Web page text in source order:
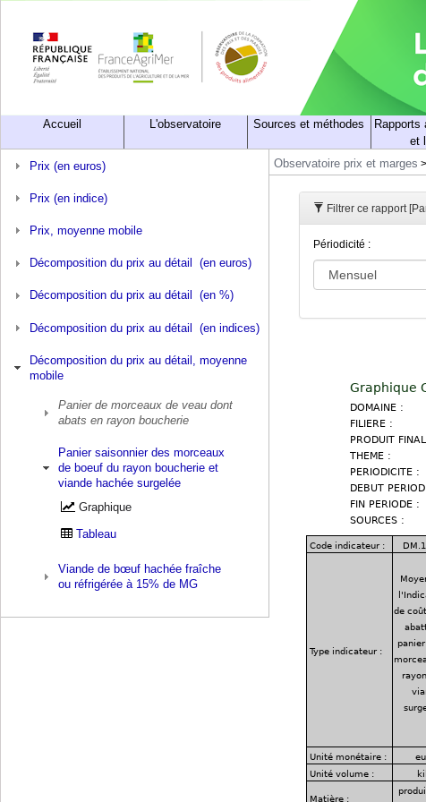
Accueil L'observatoire Sources et méthodes
Rapports
et
Prix (en euros)
Prix (en indice)
Prix, moyenne mobile
Décomposition du prix au détail (en euros)
Décomposition du prix au détail (en %)
Décomposition du prix au détail (en indices)
Décomposition du prix au détail, moyenne
mobile
Panier de morceaux de veau dont
abats en rayon boucherie
Panier saisonnier des morceaux
de boeuf du rayon boucherie et
viande hachée surgelée
Graphique
Tableau
Viande de bœuf hachée fraîche
ou réfrigérée à 15% de MG
Observatoire prix et marges >
Filtrer ce rapport
Périodicité :